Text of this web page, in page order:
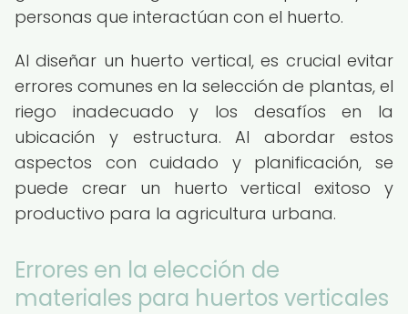
personas que interactúan con el huerto.
Al diseñar un huerto vertical, es crucial evitar
errores comunes en la selección de plantas, el
riego inadecuado y los desafíos en la
ubicación y estructura. Al abordar estos
aspectos con cuidado y planificación, se
puede crear un huerto vertical exitoso y
productivo para la agricultura urbana.
Errores en la elección de
materiales para huertos verticales